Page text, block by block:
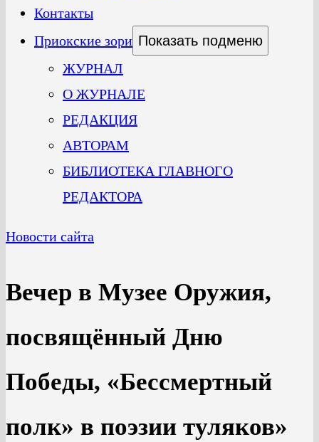
Контакты
Приокские зори Показать подменю
ЖУРНАЛ
О ЖУРНАЛЕ
РЕДАКЦИЯ
АВТОРАМ
БИБЛИОТЕКА ГЛАВНОГО
РЕДАКТОРА
Новости сайта
Вечер в Музее Оружия,
посвящённый Дню
Победы, «Бессмертный
полк» в поэзии туляков»